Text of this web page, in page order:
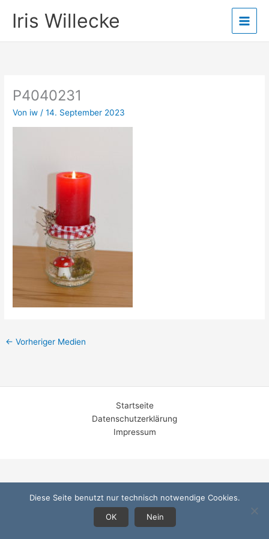
InhaltIris Willecke
P4040231
Von iw /14. September 2023
← Vorheriger Medien
Startseite
Datenschutzerklärung
Impressum
Diese Seite benutzt nur technisch notwendige Cookies.
OK
Nein